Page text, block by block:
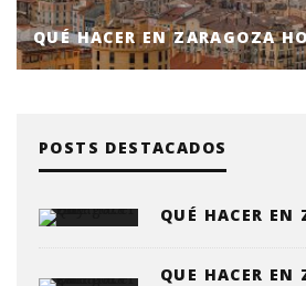
QUÉ HACER EN ZARAGOZA
POSTS DESTACADOS
QUÉ HACER EN
QUE HACER EN